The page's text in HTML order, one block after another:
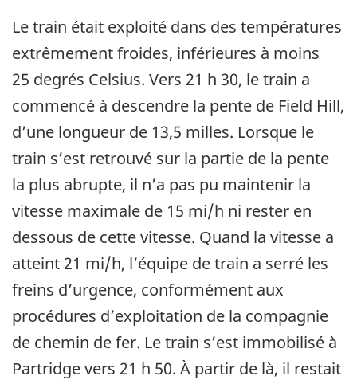
Le train était exploité dans des températures
extrêmement froides, inférieures à moins
25 degrés Celsius. Vers 21 h 30, le train a
commencé à descendre la pente de Field Hill,
d’une longueur de 13,5 milles. Lorsque le
train s’est retrouvé sur la partie de la pente
la plus abrupte, il n’a pas pu maintenir la
vitesse maximale de 15 mi/h ni rester en
dessous de cette vitesse. Quand la vitesse a
atteint 21 mi/h, l’équipe de train a serré les
freins d’urgence, conformément aux
procédures d’exploitation de la compagnie
de chemin de fer. Le train s’est immobilisé à
Partridge vers 21 h 50. À partir de là, il restait